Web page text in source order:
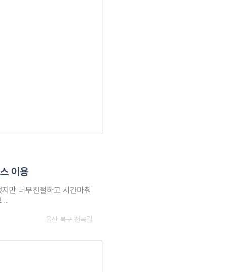
이용
만 너무친절하고 시간마춰
...
울산 북구 천곡길